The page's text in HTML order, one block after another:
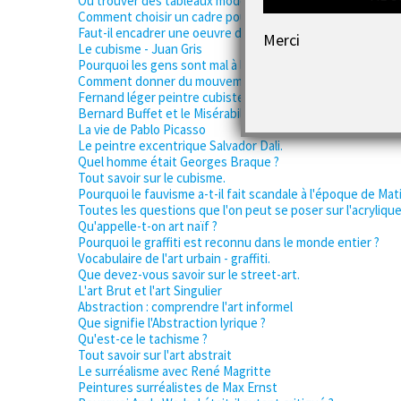
Comment choisir un cadre pour un tableau moderne ?
Faut-il encadrer une oeuvre d'art moderne ?
Le cubisme - Juan Gris
Pourquoi les gens sont mal à l'aise dans une galerie d'art ?
Comment donner du mouvement à une peinture moderne
Fernand léger peintre cubiste de l'art moderne
Bernard Buffet et le Misérabilisme
La vie de Pablo Picasso
Le peintre excentrique Salvador Dali.
Quel homme était Georges Braque ?
Tout savoir sur le cubisme.
Pourquoi le fauvisme a-t-il fait scandale à l'époque de
Toutes les questions que l'on peut se poser sur l'acrylique
Qu'appelle-t-on art naïf ?
Pourquoi le graffiti est reconnu dans le monde entier ?
Vocabulaire de l'art urbain - graffiti.
Que devez-vous savoir sur le street-art.
L'art Brut et l'art Singulier
Abstraction : comprendre l'art informel
Que signifie l'Abstraction lyrique ?
Qu'est-ce le tachisme ?
Tout savoir sur l'art abstrait
Le surréalisme avec René Magritte
Peintures surréalistes de Max Ernst
Merci